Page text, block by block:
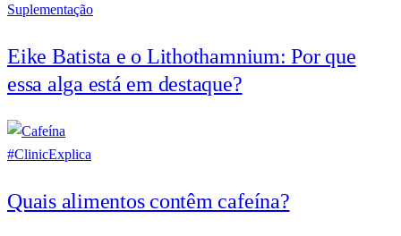
Suplementação
Eike Batista e o Lithothamnium: Por que
essa alga está em destaque?
#ClinicExplica
Quais alimentos contêm cafeína?